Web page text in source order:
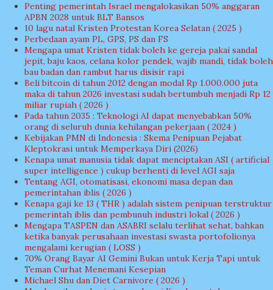
Penting pemerintah Israel mengalokasikan 50% anggaran
APBN 2028 untuk BLT Bansos
10 lagu natal Kristen Protestan Korea Selatan ( 2025 )
Perbedaan ayam PL, GPS, PS dan FS
Mengapa umat Kristen tidak boleh ke gereja pakai sandal
jepit, baju kaos, celana kolor pendek, wajib mandi, tidak boleh
bau badan dan rambut harus disisir rapi
Beli bitcoin di tahun 2012 dengan modal Rp 1.000.000 juta
maka di tahun 2026 investasi sudah bertumbuh menjadi Rp 12
miliar rupiah ( 2026 )
Pada tahun 2035 : Teknologi AI dapat menyebabkan 50%
orang di seluruh dunia kehilangan pekerjaan ( 2024 )
Kebijakan PMN di Indonesia : Skema Penipuan Pejabat
Kleptokrasi untuk Memperkaya Diri (2026)
Kenapa umat manusia tidak dapat menciptakan ASI ( artificial
super intelligence ) cukup berhenti di level AGI saja
Tentang AGI, otomatisasi, ekonomi masa depan dan
pemerintahan iblis ( 2026 )
Kenapa gaji ke 13 ( THR ) adalah sistem penipuan terstruktur
pemerintah iblis dan pembunuh industri lokal ( 2026 )
Mengapa TASPEN dan ASABRI selalu terlihat sehat, bahkan
ketika banyak perusahaan investasi swasta portofolionya
mengalami kerugian ( LOSS )
70% Orang Bayar AI Gemini Bukan untuk Kerja Tapi untuk
Teman Curhat Menemani Kesepian
Michael Shu dan Diet Carnivore ( 2026 )